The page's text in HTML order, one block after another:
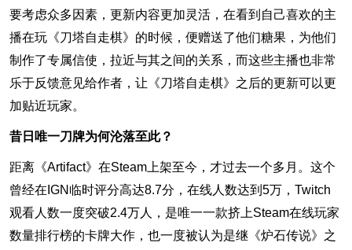
要考虑众多因素，更新内容更加灵活，在看到自己喜欢的主
播在玩《刀塔自走棋》的时候，便赠送了他们糖果，为他们
制作了专属信使，拉近与其之间的关系，而这些主播也非常
乐于反馈意见给作者，让《刀塔自走棋》之后的更新可以更
加贴近玩家。
昔日唯一刀牌为何沦落至此？
距离《Artifact》在Steam上架至今，才过去一个多月。这个
曾经在IGN临时评分高达8.7分，在线人数达到5万，Twitch
观看人数一度突破2.4万人，是唯一一款挤上Steam在线玩家
数量排行榜的卡牌大作，也一度被认为是继《炉石传说》之